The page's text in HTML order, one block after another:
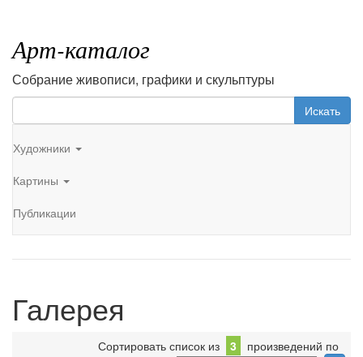
Арт-каталог
Собрание живописи, графики и скульптуры
Искать
Художники
Картины
Публикации
Галерея
Сортировать список из 3 произведений по